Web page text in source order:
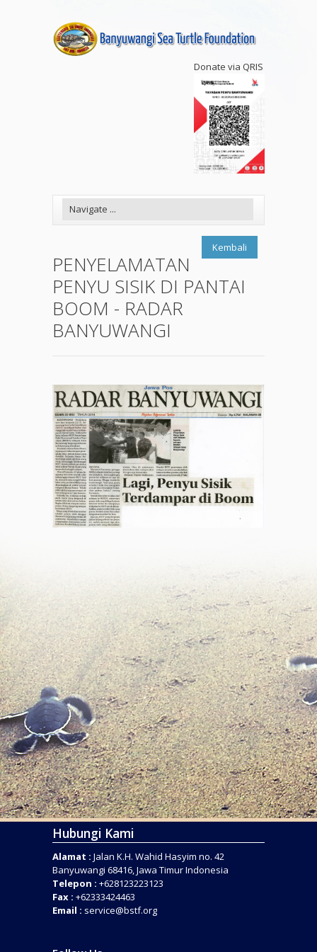
Donate via QRIS
Kembali
PENYELAMATAN
PENYU SISIK DI PANTAI
BOOM - RADAR
BANYUWANGI
Hubungi Kami
Alamat : Jalan K.H. Wahid Hasyim no. 42
Banyuwangi 68416, Jawa Timur Indonesia
Telepon : +628123223123
Fax : +62333424463
Email : service@bstf.org